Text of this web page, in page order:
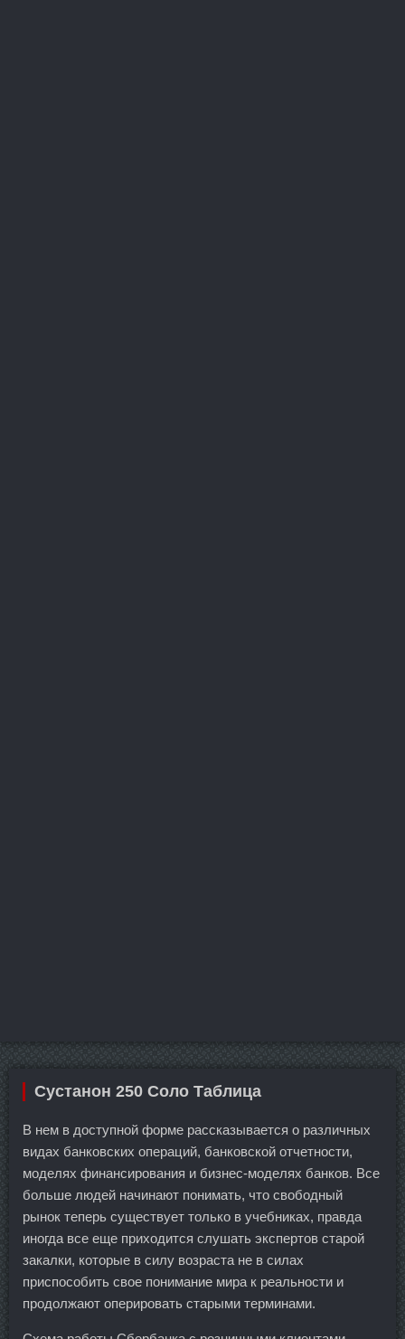
Сустанон 250 Соло Таблица
В нем в доступной форме рассказывается о различных
видах банковских операций, банковской отчетности,
моделях финансирования и бизнес-моделях банков. Все
больше людей начинают понимать, что свободный
рынок теперь существует только в учебниках, правда
иногда все еще приходится слушать экспертов старой
закалки, которые в силу возраста не в силах
приспособить свое понимание мира к реальности и
продолжают оперировать старыми терминами.